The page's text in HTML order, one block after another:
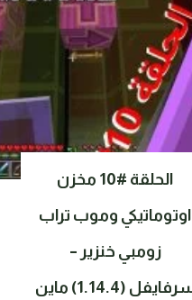
الحلقة #10 مخزن
اوتوماتيكي وموب تراب
زومبي خنزير –
سرفايفل (1.14.4) ماين